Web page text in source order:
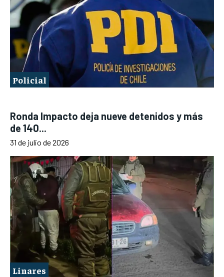
Policial
Ronda Impacto deja nueve detenidos y más
de 140...
31 de julio de 2026
Linares